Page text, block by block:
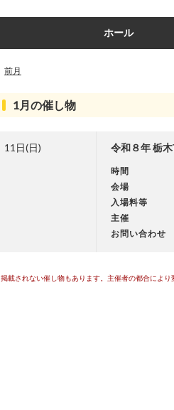
ホール
前月
1月の催し物
11日(日) 令和８年 栃
時間
会場
入場料等
主催
お問い合わせ
載されない催し物もあります。主催者の都合により